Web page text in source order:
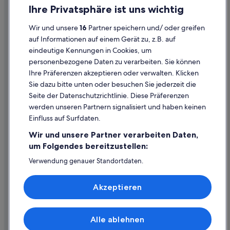
Hotels mit Frühstück in Wien
Hotels mit Kinderbetreuung in Wien
Hotels mit Klimaanlage in Wien
Hotels mit Parkplatz in Wien
Hotels mit Pool in Wien
Hotels mit Restaurant in Wien
Hotels mit Sauna in Wien
Hotels mit Whirlpool in Wien
Hotels mit WLAN in Wien
Hotels mit Yoga in Wien
Hotusa Hotels in Wien
Haustierfreundliche in Wien
Independent Hotels in Wien
Jjw Hotels in Wien
Hotels mit Aussicht in Wien
Rechtliche Hinweise/Kontakt
Inhaltsrichtlinien und Melden von Inhalten
Hilfe
Hilfe
Rückerstattungsprozess und Zeitrahmen
Buchen Sie einen Flug mit einer Gutschrift bei der Fluggesellschaft
Internationale Reisedokumente
© 2026 Expedia, Inc., ein Unternehmen der Expedia Group. Alle Rechte
Ihre Privatsphäre ist uns wichtig
Wir und unsere16 Partner speichern und/ oder greifen
auf Informationen auf einem Gerät zu, z.B. auf
eindeutige Kennungen in Cookies, um
personenbezogene Daten zu verarbeiten. Sie können
Ihre Präferenzen akzeptieren oder verwalten. Klicken
Sie dazu bitte unten oder besuchen Sie jederzeit die
Seite der Datenschutzrichtlinie. Diese Präferenzen
werden unseren Partnern signalisiert und haben keinen
Einfluss auf Surfdaten.
Wir und unsere Partner verarbeiten Daten,
um Folgendes bereitzustellen:
Verwendung genauer Standortdaten.
Speichern von oder Zugriff auf Informationen auf einem
Endgerät. Personalisierte Werbung und Inhalte, Messung
von Werbeleistung und der Performance von Inhalten,
Liste der Partner (Lieferanten)
Alle ablehnen
Akzeptieren